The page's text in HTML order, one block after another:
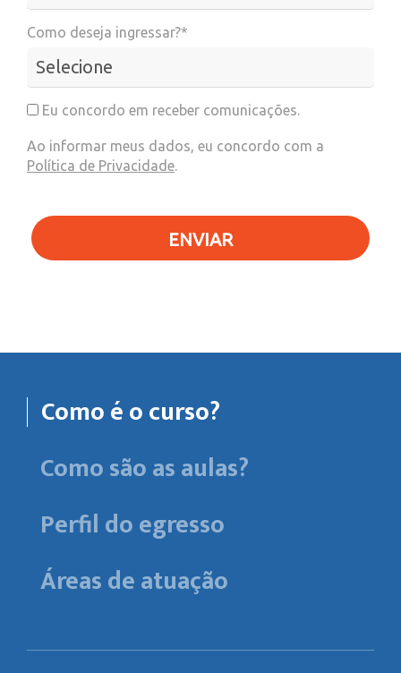
Como deseja ingressar?*
Eu concordo em receber comunicações.
Ao informar meus dados, eu concordo com a
Política de Privacidade.
ENVIAR
Como é o curso?
Como são as aulas?
Perfil do egresso
Áreas de atuação